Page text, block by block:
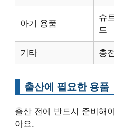
아기 용품
슈
드
기타 충
출산에 필요한 용품
출산 전에 반드시 준비해
아요.